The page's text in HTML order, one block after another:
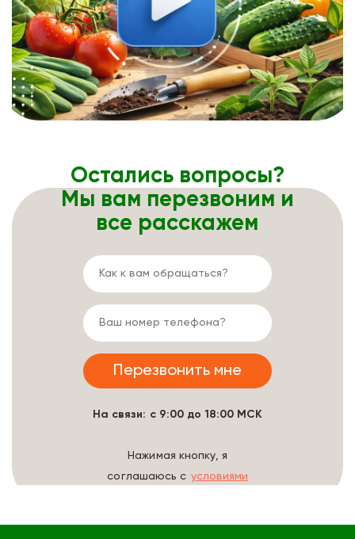
Остались вопросы?
Мы вам перезвоним и
все расскажем
На связи: с 9:00 до 18:00 МСК
Нажимая кнопку, я
соглашаюсь с условиями